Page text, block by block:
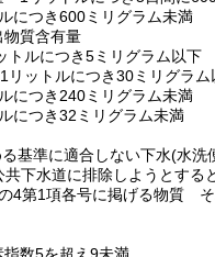
につき600ミリグラム未満
物質含有量
ルにつき5ミリグラム以下
ットルにつき30ミリグラム
につき240ミリグラム未満
につき32ミリグラム未満
基準に適合しない下水(水洗
共下水道に排除しようとする
4第1項各号に掲げる物質 そ